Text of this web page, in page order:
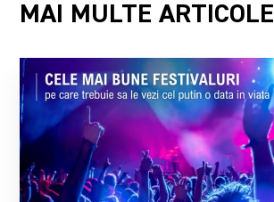
MAI MULTE ARTICOLE